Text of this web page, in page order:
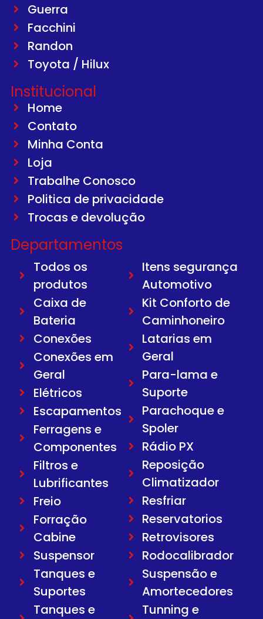
Guerra
Facchini
Randon
Toyota / Hilux
Institucional
Home
Contato
Minha Conta
Loja
Trabalhe Conosco
Politica de privacidade
Trocas e devolução
Departamentos
Todos os
produtos
Caixa de
Bateria
Conexões
Conexões em
Geral
Elétricos
Escapamentos
Ferragens e
Componentes
Filtros e
Lubrificantes
Freio
Forração
Cabine
Suspensor
Tanques e
Suportes
Tanques e
Itens segurança
Automotivo
Kit Conforto de
Caminhoneiro
Latarias em
Geral
Para-lama e
Suporte
Parachoque e
Spoler
Rádio PX
Reposição
Climatizador
Resfriar
Reservatorios
Retrovisores
Rodocalibrador
Suspensão e
Amortecedores
Tunning e